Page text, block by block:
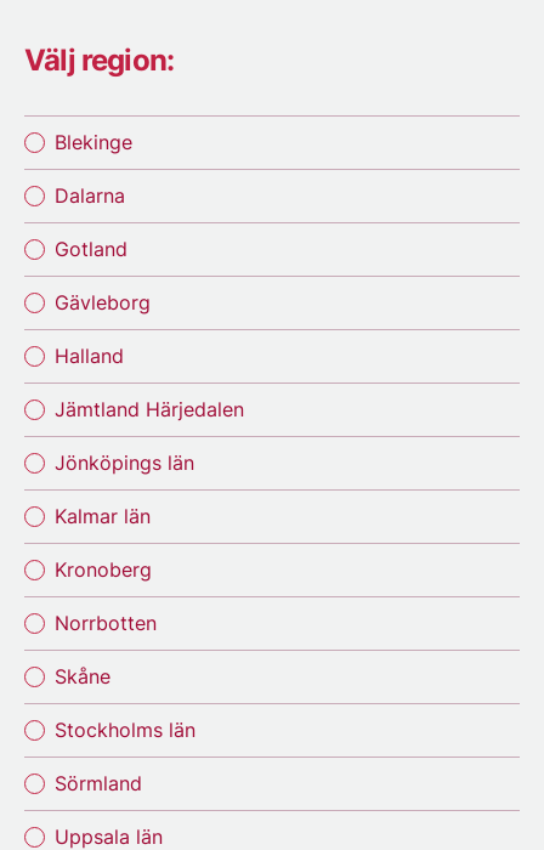
Välj region:
Blekinge
Dalarna
Gotland
Gävleborg
Halland
Jämtland Härjedalen
Jönköpings län
Kalmar län
Kronoberg
Norrbotten
Skåne
Stockholms län
Sörmland
Uppsala län